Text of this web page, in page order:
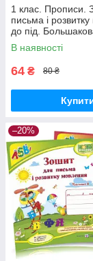
1 клас. Прописи.
письма і
до під.
Ткачук В., Грибчук
В наявності
64 ₴ 80 ₴
–20%